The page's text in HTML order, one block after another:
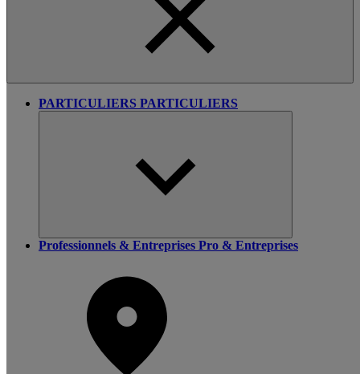
PARTICULIERS PARTICULIERS
Professionnels & Entreprises Pro & Entreprises